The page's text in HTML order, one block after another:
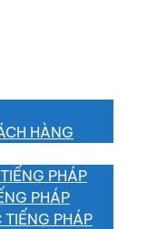
HÀNG
PHÁP
PHÁP
PHÁP